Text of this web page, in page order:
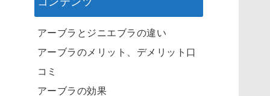
アーブラとジニエブラの違い
アーブラのメリット、デメリット口
コミ
アーブラの効果